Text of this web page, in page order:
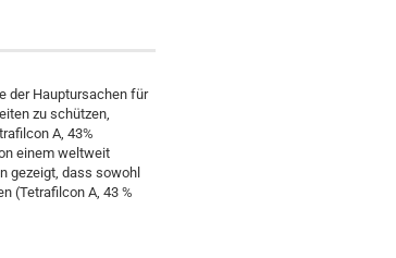
der Hauptursachen für
zu schützen,
A, 43%
einem weltweit
gezeigt, dass sowohl
(Tetrafilcon A, 43 %